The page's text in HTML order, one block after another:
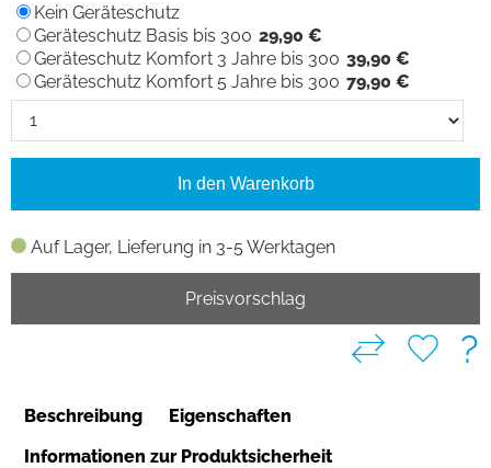
Auf Lager, Lieferung in 3-5 Werktagen
Kein Geräteschutz
Geräteschutz Basis bis 300 29,90 €
Geräteschutz Komfort 3 Jahre bis 300 39,90 €
Geräteschutz Komfort 5 Jahre bis 300 79,90 €
In den Warenkorb
Preisvorschlag
?
Beschreibung
Eigenschaften
Informationen zur Produktsicherheit